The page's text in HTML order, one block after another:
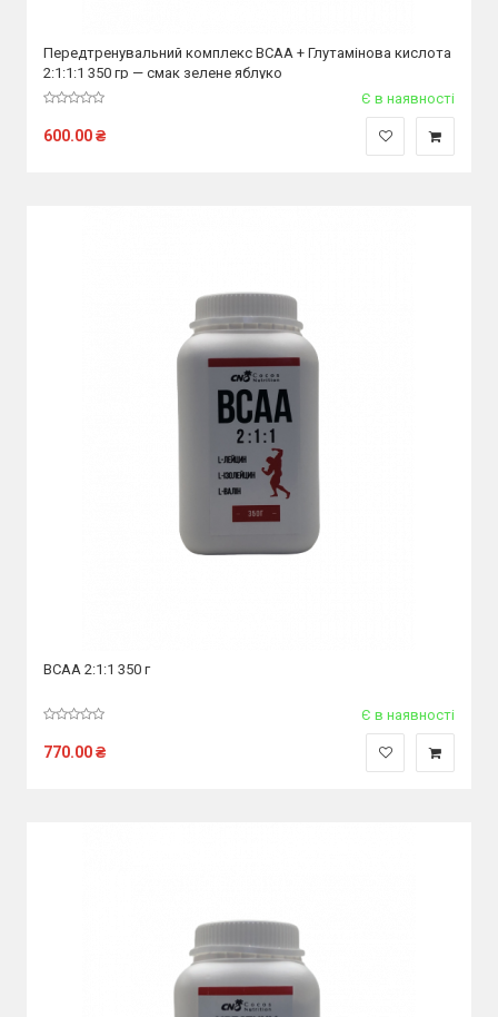
Передтренувальний комплекс ВСАА + Глутамінова кислота
2:1:1:1 350 гр — смак зелене яблуко
Є в наявності
600.00₴
ВСАА 2:1:1 350 г
Є в наявності
770.00₴